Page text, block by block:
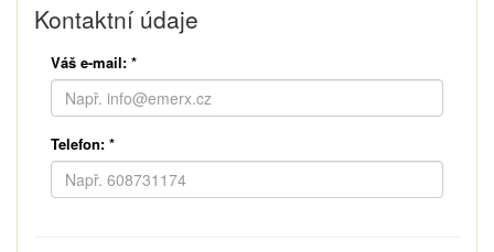
Kontaktní údaje
Váš e-mail: *
Telefon: *